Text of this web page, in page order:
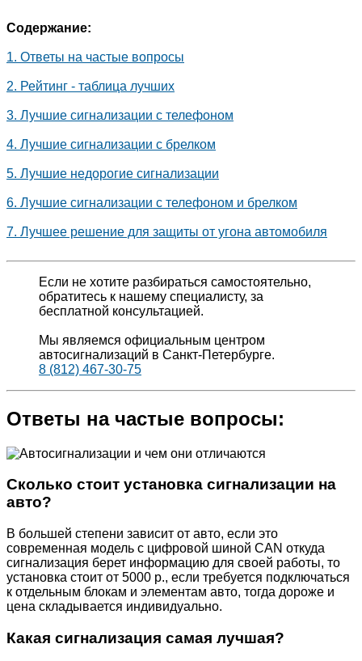
Содержание:
1. Ответы на частые вопросы
2. Рейтинг - таблица лучших
3. Лучшие сигнализации с телефоном
4. Лучшие сигнализации с брелком
5. Лучшие недорогие сигнализации
6. Лучшие сигнализации с телефоном и брелком
7. Лучшее решение для защиты от угона автомобиля
Если не хотите разбираться самостоятельно,
обратитесь к нашему специалисту, за
бесплатной консультацией.
Мы являемся официальным центром
автосигнализаций в Санкт-Петербурге.
8 (812) 467-30-75
Ответы на частые вопросы:
Сколько стоит установка сигнализации на
авто?
В большей степени зависит от авто, если это
современная модель с цифровой шиной CAN откуда
сигнализация берет информацию для своей работы, то
установка стоит от 5000 р., если требуется подключаться
к отдельным блокам и элементам авто, тогда дороже и
цена складывается индивидуально.
Какая сигнализация самая лучшая?